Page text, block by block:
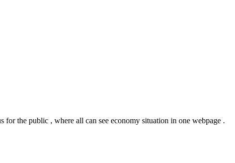
the public , where all can see economy situation in one webpage .